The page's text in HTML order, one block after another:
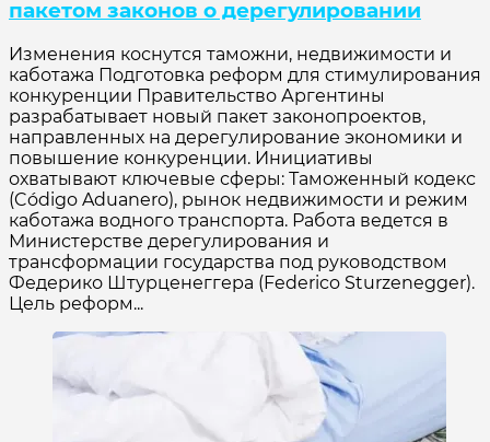
пакетом законов о дерегулировании
Изменения коснутся таможни, недвижимости и
каботажа Подготовка реформ для стимулирования
конкуренции Правительство Аргентины
разрабатывает новый пакет законопроектов,
направленных на дерегулирование экономики и
повышение конкуренции. Инициативы
охватывают ключевые сферы: Таможенный кодекс
(Código Aduanero), рынок недвижимости и режим
каботажа водного транспорта. Работа ведется в
Министерстве дерегулирования и
трансформации государства под руководством
Федерико Штурценеггера (Federico Sturzenegger).
Цель реформ...